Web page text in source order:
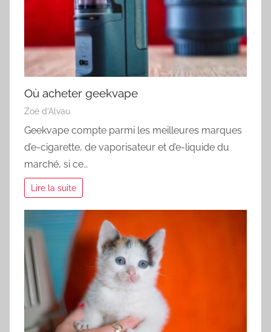
Où acheter geekvape
Zoé d'Alvau
Geekvape compte parmi les meilleures marques
d’e-cigarette, de vaporisateur et d’e-liquide du
marché, si ce…
Lire la suite